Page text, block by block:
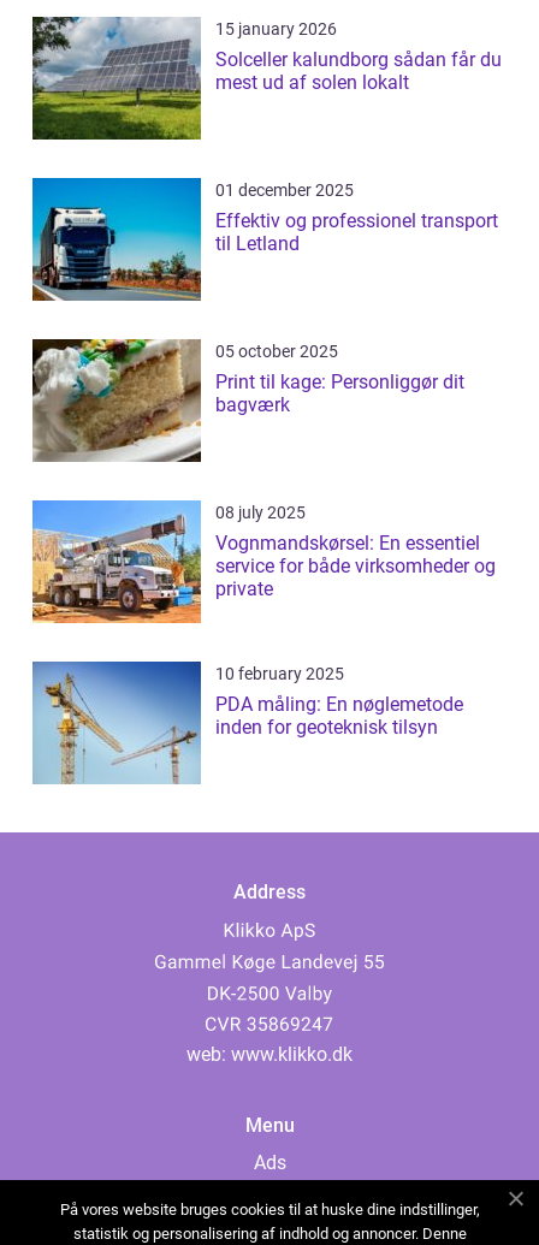
15 january 2026
Solceller kalundborg sådan får du
mest ud af solen lokalt
01 december 2025
Effektiv og professionel transport
til Letland
05 october 2025
Print til kage: Personliggør dit
bagværk
08 july 2025
Vognmandskørsel: En essentiel
service for både virksomheder og
private
10 february 2025
PDA måling: En nøglemetode
inden for geoteknisk tilsyn
Address
web: www.klikko.dk
Menu
Ads
Cookies
På vores website bruges cookies til at huske dine indstillinger,
statistik og personalisering af indhold og annoncer. Denne